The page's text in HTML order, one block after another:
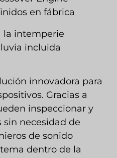
en fábrica
la intemperie
incluida
innovadora para
Gracias a
inspeccionar y
necesidad de
de sonido
dentro de la